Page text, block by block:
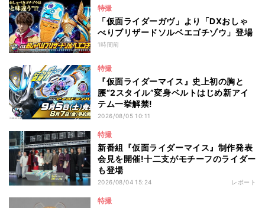
特撮
「仮面ライダーガヴ」より「DXおしゃ
べりブリザードソルベエゴチゾウ」登場
1時間前
特撮
『仮面ライダーマイス』史上初の胸と
腰“2スタイル”変身ベルトはじめ新アイ
テム一挙解禁!
2026/08/05 10:11
特撮
新番組『仮面ライダーマイス』制作発表
会見を開催!十二支がモチーフのライダー
も登場
2026/08/04 15:24 レポート
特撮